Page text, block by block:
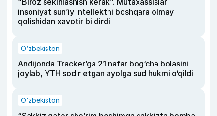
“Biroz sekinlashish kerak”. Mutaxassislar
insoniyat sun’iy intellektni boshqara olmay
qolishidan xavotir bildirdi
O‘zbekiston
Andijonda Tracker’ga 21 nafar bog‘cha bolasini
joylab, YTH sodir etgan ayolga sud hukmi o‘qildi
O‘zbekiston